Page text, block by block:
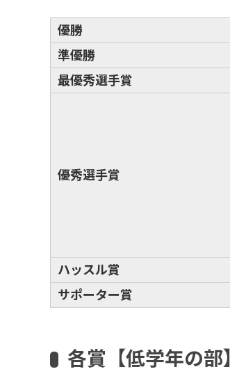
優勝
準優勝
最優秀選手賞
優秀選手賞
ハッスル賞
サポーター賞
各賞【低学年の部】